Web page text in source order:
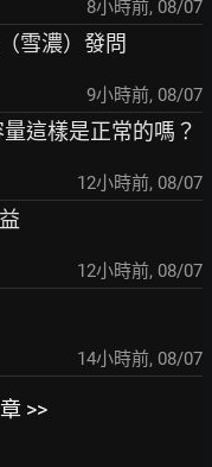
8小時前, 08/07
雪濃）發問
9小時前, 08/07
這樣是正常的嗎？
12小時前, 08/07
12小時前, 08/07
14小時前, 08/07
>>